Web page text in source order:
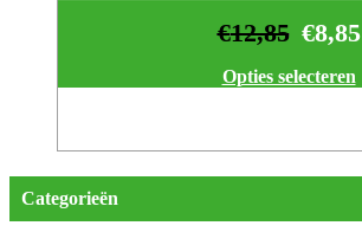
€8,85
€12,85
Opties selecteren
Categorieën